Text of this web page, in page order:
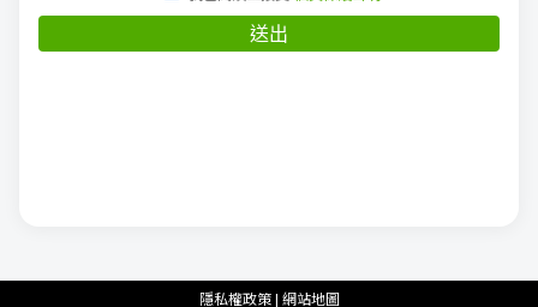
隱私權政策 網站地圖